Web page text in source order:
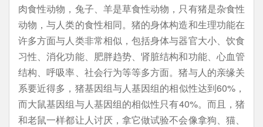
肉食性动物，兔子、羊是草食性动物，只有猪是杂食性
动物，与人类的食性相同。猪的身体构造和生理功能在
许多方面与人类非常相似，包括身体与器官大小、饮食
习性、消化功能、肥胖趋势、肾脏结构和功能、心血管
结构、呼吸率、社会行为等等多方面。猪与人的亲缘关
系要近得多，猪基因组与人基因组的相似性达到60%，
而大鼠基因组与人基因组的相似性只有40%。而且，猪
和老鼠一样都让人讨厌，拿它做试验不会像拿狗、猫、